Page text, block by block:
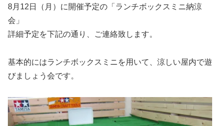
8月12日（月）に開催予定の「ランチボックスミニ納涼
会」
詳細予定を下記の通り、ご連絡致します。
基本的にはランチボックスミニを用いて、涼しい屋内で遊
びましょう会です。